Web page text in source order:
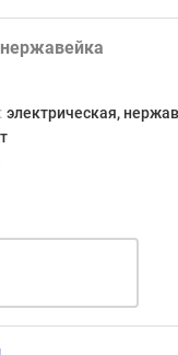
нержавейка
электрическая,